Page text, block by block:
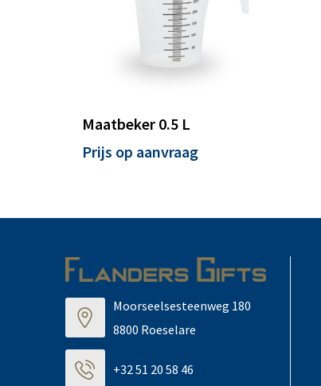
Maatbeker 0.5 L
Prijs op aanvraag
Moorseelsesteenweg 180
8800 Roeselare
+32 51 20 58 46